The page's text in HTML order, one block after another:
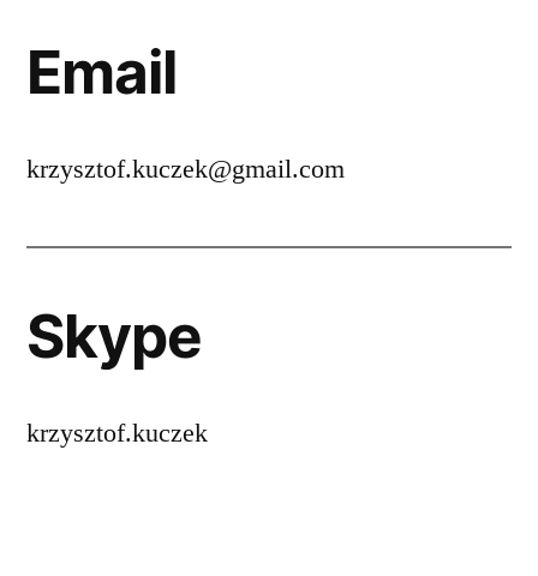
Email
krzysztof.kuczek@gmail.com
Skype
krzysztof.kuczek